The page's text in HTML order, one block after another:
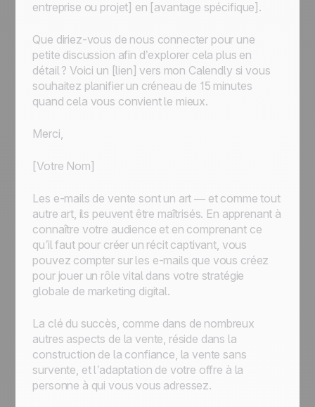
entreprise ou projet] en [avantage spécifique].
Que diriez-vous de nous connecter pour une
petite discussion afin d’explorer cela plus en
détail ? Voici un [lien] vers mon Calendly si vous
souhaitez planifier un créneau de 15 minutes
quand cela vous convient le mieux.
Merci,
[Votre Nom]
Les e-mails de vente sont un art — et comme tout
autre art, ils peuvent être maîtrisés. En apprenant à
connaître votre audience et en comprenant ce
qu’il faut pour créer un récit captivant, vous
pouvez compter sur les e-mails que vous créez
pour jouer un rôle vital dans votre stratégie
globale de marketing digital.
La clé du succès, comme dans de nombreux
autres aspects de la vente, réside dans la
construction de la confiance, la vente sans
survente, et l’adaptation de votre offre à la
personne à qui vous vous adressez.